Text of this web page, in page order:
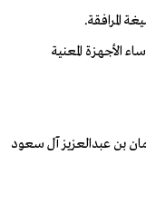
المرافقة.
الأجهزة المعنية
بن عبدالعزيز آل سعود